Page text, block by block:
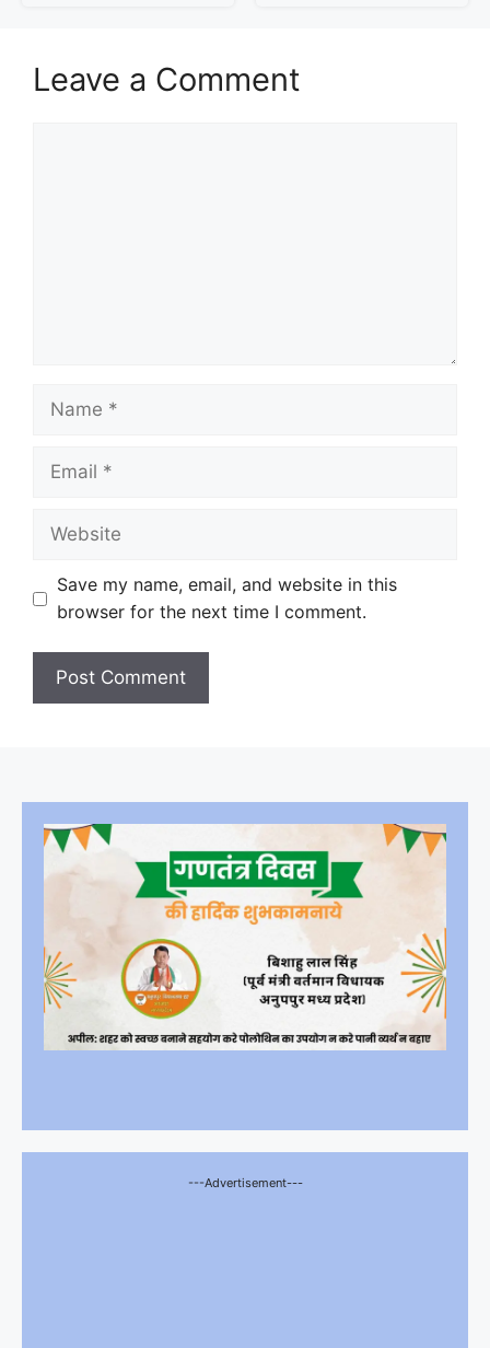
Leave a Comment
Name
Email
Website
Save my name, email, and website in this
browser for the next time I comment.
---Advertisement---